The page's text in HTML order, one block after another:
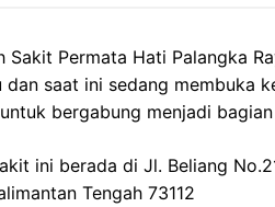
Sakit Permata Hati Palangka
saat ini sedang membuka
bergabung menjadi
ini berada di Jl. Beliang
Tengah 73112